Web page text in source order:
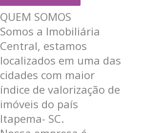
QUEM SOMOS
Somos a Imobiliária
Central, estamos
localizados em uma das
cidades com maior
índice de valorização de
imóveis do país
Itapema- SC.